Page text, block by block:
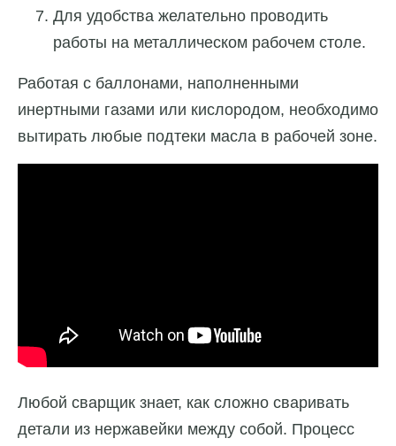
Для удобства желательно проводить
работы на металлическом рабочем столе.
Работая с баллонами, наполненными
инертными газами или кислородом, необходимо
вытирать любые подтеки масла в рабочей зоне.
Любой сварщик знает, как сложно сваривать
детали из нержавейки между собой. Процесс